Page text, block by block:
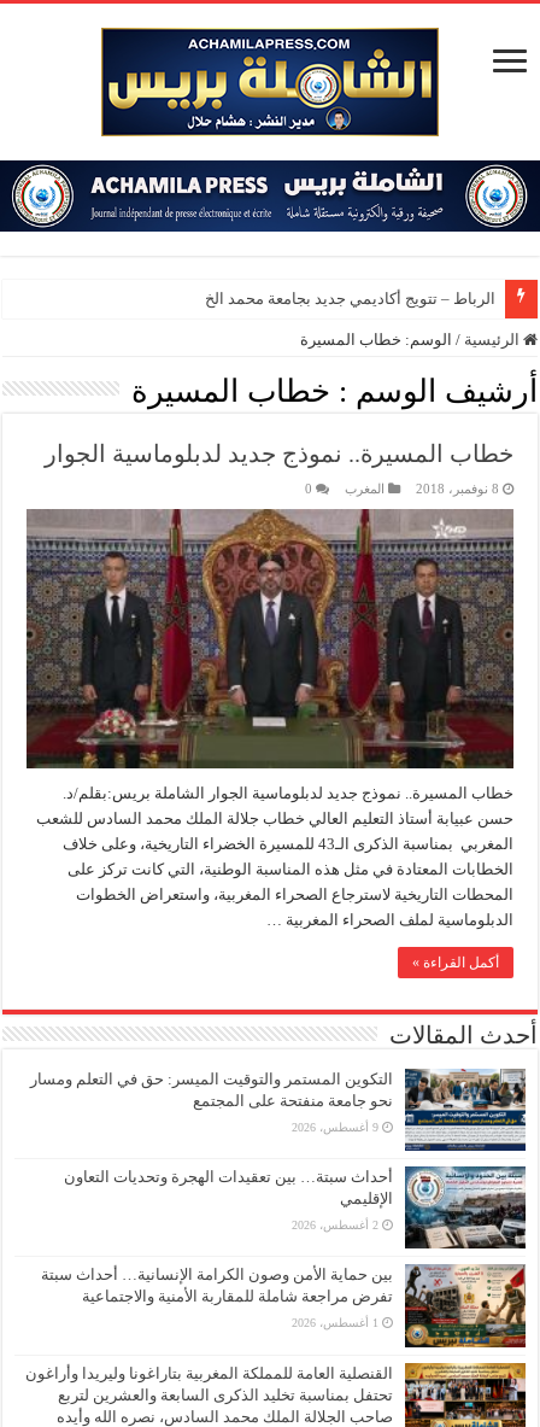
الرباط – تتويج أكاديمي جديد بجامعة محمد الخامس
الرئيسية / الوسم: خطاب المسيرة
أرشيف الوسم : خطاب المسيرة
خطاب المسيرة.. نموذج جديد لدبلوماسية الجوار
8 نوفمبر، 2018 المغرب 0
خطاب المسيرة.. نموذج جديد لدبلوماسية الجوار الشاملة بريس:بقلم/د.
حسن عبيابة أستاذ التعليم العالي خطاب جلالة الملك محمد السادس للشعب
المغربي بمناسبة الذكرى الـ43 للمسيرة الخضراء التاريخية، وعلى خلاف
الخطابات المعتادة في مثل هذه المناسبة الوطنية، التي كانت تركز على
المحطات التاريخية لاسترجاع الصحراء المغربية، واستعراض الخطوات
الدبلوماسية لملف الصحراء المغربية …
أكمل القراءة »
أحدث المقالات
التكوين المستمر والتوقيت الميسر: حق في التعلم ومسار
نحو جامعة منفتحة على المجتمع
9 أغسطس، 2026
أحداث سبتة… بين تعقيدات الهجرة وتحديات التعاون
الإقليمي
2 أغسطس، 2026
بين حماية الأمن وصون الكرامة الإنسانية… أحداث سبتة
تفرض مراجعة شاملة للمقاربة الأمنية والاجتماعية
1 أغسطس، 2026
القنصلية العامة للمملكة المغربية بتاراغونا وليريدا وأراغون
تحتفل بمناسبة تخليد الذكرى السابعة والعشرين لتربع
صاحب الجلالة الملك محمد السادس، نصره الله وأيده